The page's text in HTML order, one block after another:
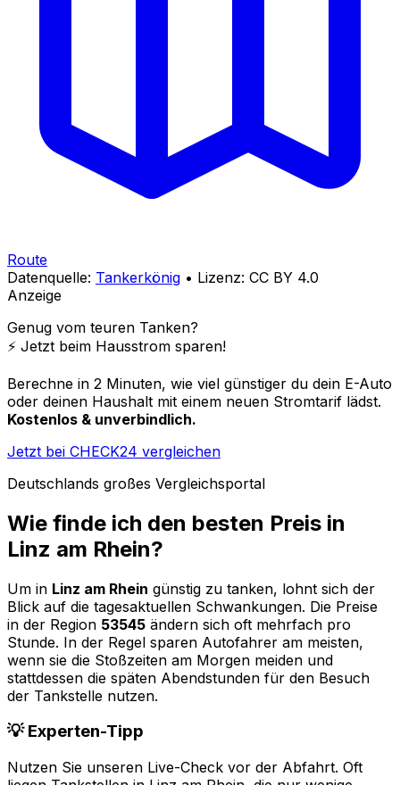
Route
Datenquelle: Tankerkönig • Lizenz: CC BY 4.0
Anzeige
Genug vom teuren Tanken?
⚡️ Jetzt beim Hausstrom sparen!
Berechne in 2 Minuten, wie viel günstiger du dein E-Auto
oder deinen Haushalt mit einem neuen Stromtarif lädst.
Kostenlos & unverbindlich.
Jetzt bei CHECK24 vergleichen
Deutschlands großes Vergleichsportal
Wie finde ich den besten Preis in
Linz am Rhein?
Um in Linz am Rhein günstig zu tanken, lohnt sich der
Blick auf die tagesaktuellen Schwankungen. Die Preise
in der Region 53545 ändern sich oft mehrfach pro
Stunde. In der Regel sparen Autofahrer am meisten,
wenn sie die Stoßzeiten am Morgen meiden und
stattdessen die späten Abendstunden für den Besuch
der Tankstelle nutzen.
💡 Experten-Tipp
Nutzen Sie unseren Live-Check vor der Abfahrt. Oft